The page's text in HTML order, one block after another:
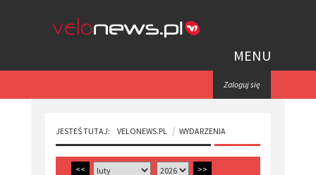
MENU
Zaloguj się
JESTEŚ TUTAJ: VELONEWS.PL WYDARZENIA
<< >>